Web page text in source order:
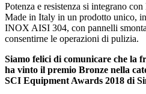
Potenza e resistenza si integrano
Made in Italy in un prodotto unico,
INOX AISI 304, con pannelli
consentirne le operazioni di pulizia.
Siamo felici di comunicare che la
ha vinto il premio Bronze nella
SCI Equipment Awards 2018 di